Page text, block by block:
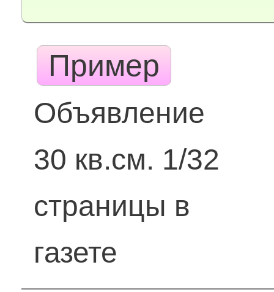
Пример
Объявление
30 кв.см. 1/32
страницы в
газете